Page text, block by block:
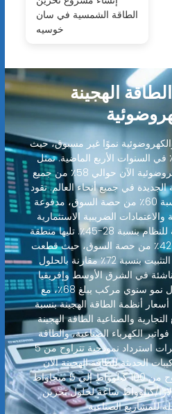
الطاقة الشمسية في سان
خوسيه
الهجينة
نموًا غير مسبوق، حيث
الطلب بأكثر من 520٪ في السنوات الأربع الماضية. تمثل
أنظمة الطاقة الهجينة والكهروضوئية الآن حوالي 58٪ من جميع
الجديدة في جميع أنحاء العالم. تقود
أمريكا الشمالية وأوروبا بنسبة 60٪ من حصة السوق، مدفوعة
الضريبية الاستثمارية
التي تقلل التكاليف الإجمالية للنظام بنسبة 28-45٪. تليها منطقة
آسيا والمحيط الهادئ بنسبة 42٪ من حصة السوق، حيث قطعت
التصاميم المعيارية أوقات التثبيت بنسبة 72٪ مقارنة بالحلول
في الشرق الأوسط وإفريقيا
أسرع المناطق نموًا بمعدل نمو سنوي مركب يبلغ 68٪، مع
أسعار أنظمة الطاقة الهجينة بنسبة
التجارية والصناعية الطاقة الهجينة
الكهرباء الصناعية، والطاقة
الاحتياطية للطوارئ، مع فترات استرداد نموذجية تتراوح من 5
الحديثة للطاقة الهجينة الآن
بأنظمة متكاملة بسعة تتراوح من 100 كيلوواط إلى 5 ميجاواط
أقل من 320 دولارًا/كيلوواط ساعة لحلول تخزين